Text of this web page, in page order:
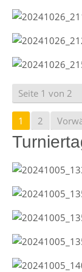
Seite 1 von 2
1 2